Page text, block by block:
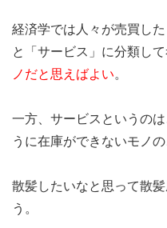
経済学では人々が売買し
と「サービス」に分類して
ノだと思えばよい。
一方、サービスというの
うに在庫ができないモノの
散髪したいなと思って散
う。